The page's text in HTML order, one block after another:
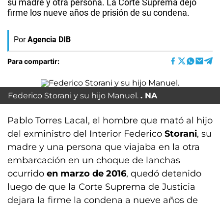
su madre y otra persona. La Corte Suprema dejó
firme los nueve años de prisión de su condena.
Por Agencia DIB
Para compartir:
Federico Storani y su hijo Manuel. NA
Pablo Torres Lacal, el hombre que mató al hijo
del exministro del Interior Federico Storani, su
madre y una persona que viajaba en la otra
embarcación en un choque de lanchas
ocurrido en marzo de 2016, quedó detenido
luego de que la Corte Suprema de Justicia
dejara la firme la condena a nueve años de